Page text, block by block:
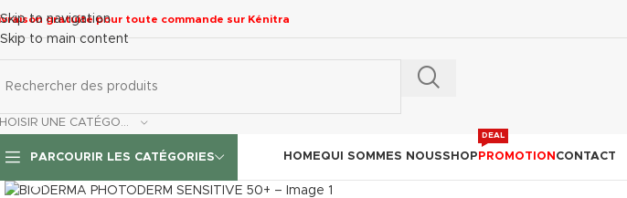
Skip to navigation
Skip to main content
gratuite pour toute commande sur Kénitra
PARCOURIR LES CATÉGORIES HOMEQUI SOMMES NOUSSHOP PROMOTION
DEAL
CONTACT
Click to enlarge